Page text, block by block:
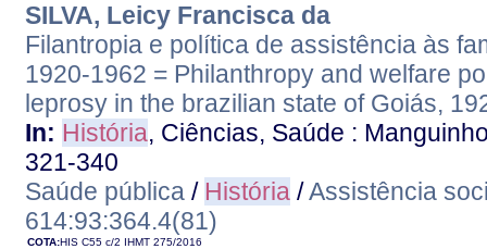
SILVA, Leicy Francisca da
Filantropia e política de assistência às
1920-1962 = Philanthropy and welfare
leprosy in the brazilian state of Goiás,
In: História, Ciências, Saúde :
321-340
Saúde pública / História /Assistência
614:93:364.4(81)
COTA:HIS C55 c/2 IHMT 275/2016